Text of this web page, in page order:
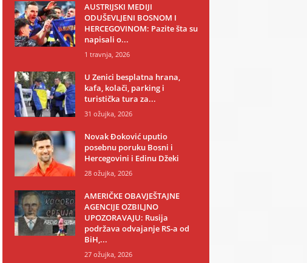
AUSTRIJSKI MEDIJI
ODUŠEVLJENI BOSNOM I
HERCEGOVINOM: Pazite šta su
napisali o...
1 travnja, 2026
U Zenici besplatna hrana,
kafa, kolači, parking i
turistička tura za...
31 ožujka, 2026
Novak Đoković uputio
posebnu poruku Bosni i
Hercegovini i Edinu Džeki
28 ožujka, 2026
AMERIČKE OBAVJEŠTAJNE
AGENCIJE OZBILJNO
UPOZORAVAJU: Rusija
podržava odvajanje RS-a od
BiH,...
27 ožujka, 2026